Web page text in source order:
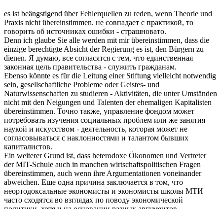
es ist beängstigend über Fehlerquellen zu reden, wenn Theorie und
Praxis nicht übereinstimmen. не совпадает с практикой, то
говорить об источниках ошибки - страшновато.
Denn ich glaube Sie alle werden mit mirübereinstimmen, dass die
einzige berechtigte Absicht der Regierung es ist, den Bürgern zu
dienen. Я думаю, все согласятся с тем, что единственная
законная цель правительства - служить гражданам.
Ebenso könnte es für die Leitung einer Stiftung vielleicht notwendig
sein, gesellschaftliche Probleme oder Geistes- und
Naturwissenschaften zu studieren - Aktivitäten, die unter Umständen
nicht mit den Neigungen und Talenten der ehemaligen Kapitalisten
übereinstimmen. Точно также, управление фондом может
потребовать изучения социальных проблем или же занятия
наукой и искусством - деятельность, которая может не
согласовываться с наклонностями и талантом бывших
капиталистов.
Ein weiterer Grund ist, dass heterodoxe Ökonomen und Vertreter
der MIT-Schule auch in manchen wirtschaftspolitischen Fragen
übereinstimmen, auch wenn ihre Argumentationen voneinander
abweichen. Еще одна причина заключается в том, что
неортодоксальные экономисты и экономисты школы МТИ
часто сходятся во взглядах по поводу экономической